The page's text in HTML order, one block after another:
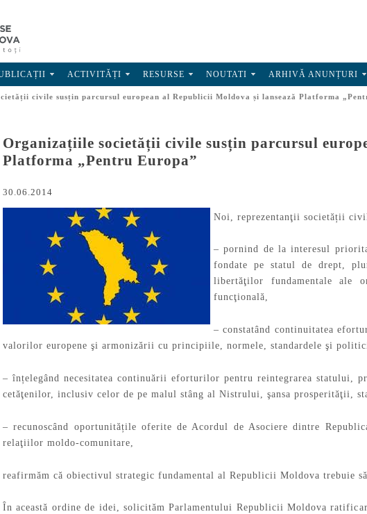
ACTIVITĂȚI RESURSE NOUTATI ARHIVĂ ANUNȚURI
civile susțin parcursul european al Republicii Moldova și lansează Platforma
Organizațiile societății civile susțin parcursul
Platforma „Pentru Europa”
30.06.2014
Noi, reprezentanţii societății
– pornind de la interesul
fondate pe statul de drept,
libertăţilor fundamentale ale
funcţională,
– constatând continuitatea
valorilor europene şi armonizării cu principiile, normele, standardele şi
– înțelegând necesitatea continuării eforturilor pentru reintegrarea
cetăţenilor, inclusiv celor de pe malul stâng al Nistrului, şansa prosperităţii,
– recunoscând oportunitățile oferite de Acordul de Asociere dintre
relaţiilor moldo-comunitare,
reafirmăm că obiectivul strategic fundamental al Republicii Moldova trebuie să
În această ordine de idei, solicităm Parlamentului Republicii Moldova